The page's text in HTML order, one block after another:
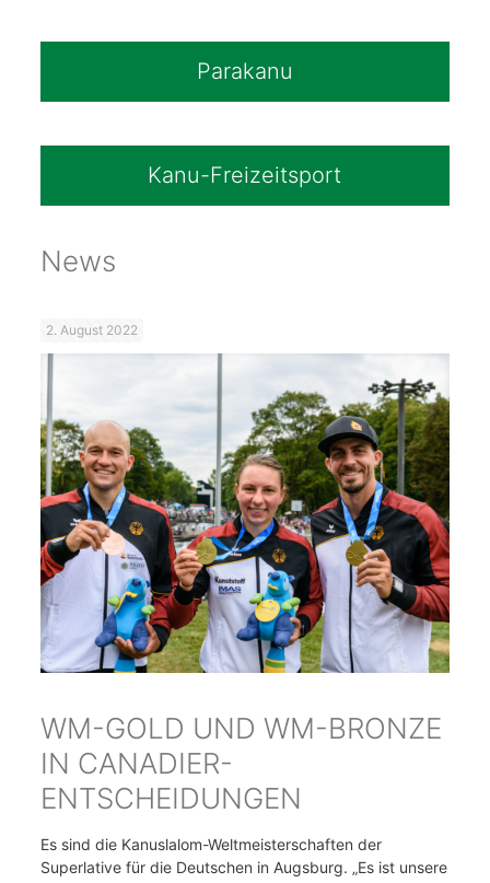
Parakanu
Kanu-Freizeitsport
News
2. August 2022
WM-GOLD UND WM-BRONZE
IN CANADIER-
ENTSCHEIDUNGEN
Es sind die Kanuslalom-Weltmeisterschaften der
Superlative für die Deutschen in Augsburg. „Es ist unsere